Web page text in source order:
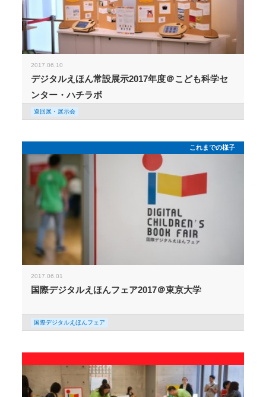
2017.06.10
デジタルえほん常設展示2017年度＠こども科学セ
ンター・ハチラボ
巡回展・展示会
これまでの様子
2017.06.01
国際デジタルえほんフェア2017＠東京大学
国際デジタルえほんフェア